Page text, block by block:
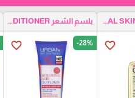
البشرة العادية NORMAL SKIN
favorite_border
بلسم الشعر HAIR CONDITIONER
favorite_border -28%